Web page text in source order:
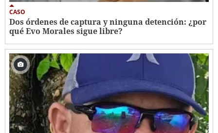
CASO
Dos órdenes de captura y ninguna detención: ¿por
qué Evo Morales sigue libre?